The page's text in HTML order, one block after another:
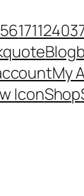
Blog
My
IconShop